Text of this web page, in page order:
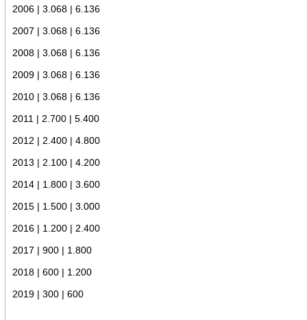
2006 | 3.068 | 6.136
2007 | 3.068 | 6.136
2008 | 3.068 | 6.136
2009 | 3.068 | 6.136
2010 | 3.068 | 6.136
2011 | 2.700 | 5.400
2012 | 2.400 | 4.800
2013 | 2.100 | 4.200
2014 | 1.800 | 3.600
2015 | 1.500 | 3.000
2016 | 1.200 | 2.400
2017 | 900 | 1.800
2018 | 600 | 1.200
2019 | 300 | 600